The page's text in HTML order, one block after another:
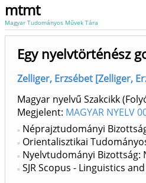
mtmt
Magyar Tudományos Művek Tára
Egy nyelvtörténész
Zelliger, Erzsébet [Zelliger,
Magyar nyelvű Szakcikk
Megjelent: MAGYAR NYELV
Néprajztudományi
Orientalisztikai
Nyelvtudományi Bizottság:
SJR Scopus - Linguistics